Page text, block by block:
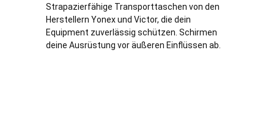
Strapazierfähige Transporttaschen von den
Herstellern Yonex und Victor, die dein
Equipment zuverlässig schützen. Schirmen
deine Ausrüstung vor äußeren Einflüssen ab.